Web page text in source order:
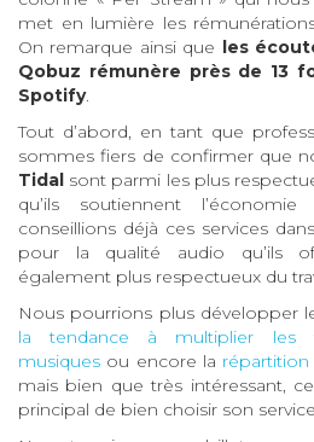
met en lumière les
On remarque ainsi que les
Qobuz rémunère près de 13
Spotify.
Tout d’abord, en tant que
sommes fiers de confirmer que
Tidal sont parmi les plus
qu’ils soutiennent
conseillions déjà ces services
pour la qualité audio qu’ils
également plus respectueux du
Nous pourrions plus développer
la tendance à multiplier les
musiques ou encore la répartition
mais bien que très intéressant,
principal de bien choisir son